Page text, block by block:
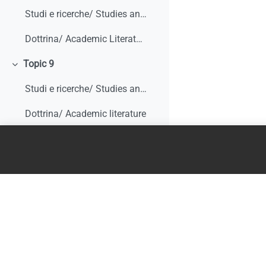
Studi e ricerche/ Studies and research
Dottrina/ Academic Literature
Minimizza
Topic 9
Studi e ricerche/ Studies and research
Dottrina/ Academic literature